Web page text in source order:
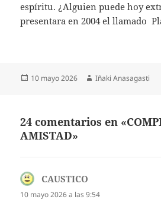
espíritu. ¿Alguien puede hoy
presentara en 2004 el llamado
Publicado
10 mayo 2026 Autor
Iñaki Anasagasti
24 comentarios en
AMISTAD»
CAUSTICO
10 mayo 2026 a las 9:54